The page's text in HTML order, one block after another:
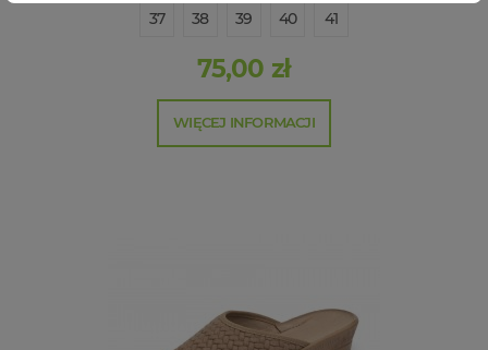
37 38 39 40 41
75,00 zł
WIĘCEJ INFORMACJI